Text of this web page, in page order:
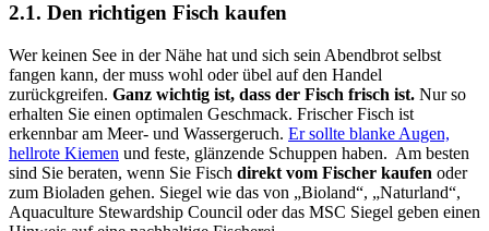
2.1. Den richtigen Fisch kaufen
Wer keinen See in der Nähe hat und sich sein Abendbrot selbst
fangen kann, der muss wohl oder übel auf den Handel
zurückgreifen. Ganz wichtig ist, dass der Fisch frisch ist. Nur so
erhalten Sie einen optimalen Geschmack. Frischer Fisch ist
erkennbar am Meer- und Wassergeruch. Er sollte blanke Augen,
hellrote Kiemen und feste, glänzende Schuppen haben. Am besten
sind Sie beraten, wenn Sie Fisch direkt vom Fischer kaufen oder
zum Bioladen gehen. Siegel wie das von „Bioland“, „Naturland“,
Aquaculture Stewardship Council oder das MSC Siegel geben einen